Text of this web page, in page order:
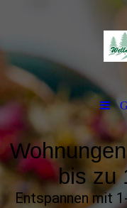
bis zu
Entspannen mit